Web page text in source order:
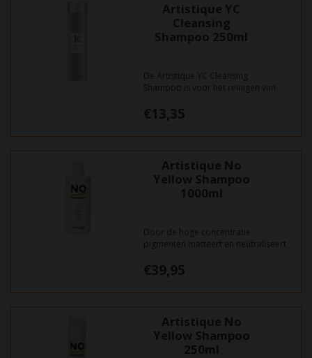
Artistique YC
Cleansing
Shampoo 250ml
De Artistique YC Cleansing
Shampoo is voor het reinigen van
verwerkt. Geeft makkelijk
doorkambaar en glanzend haar.
€13,35
Artistique No
Yellow Shampoo
1000ml
Door de hoge concentratie
pigmenten matteert en neutraliseert
verzorgende shampoo de
ondergrondkleur en zorgt
daarnaast voor een diepe reiniging
€39,95
Artistique No
Yellow Shampoo
250ml